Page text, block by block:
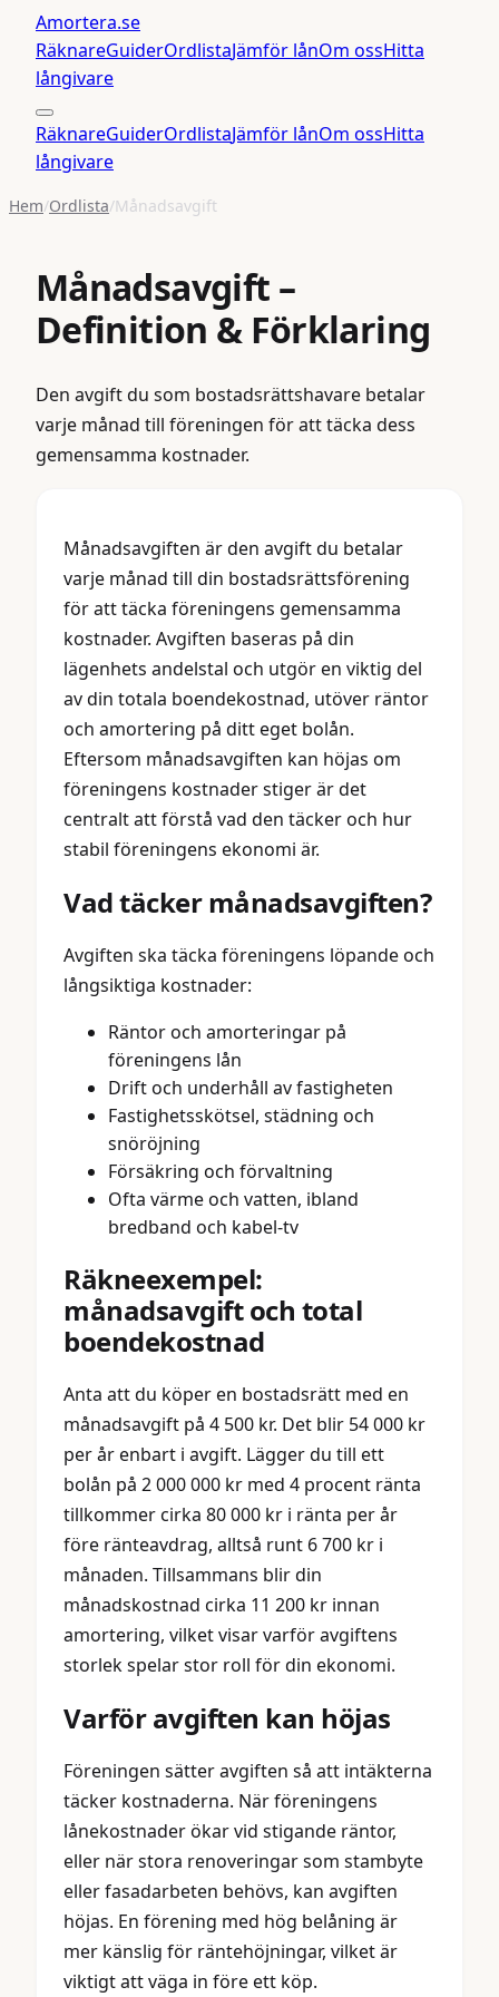
Amortera.se
RäknareGuiderOrdlistaJämför lånOm ossHitta
långivare
RäknareGuiderOrdlistaJämför lånOm ossHitta
långivare
Hem/Ordlista/Månadsavgift
Månadsavgift –
Definition & Förklaring
Den avgift du som bostadsrättshavare betalar
varje månad till föreningen för att täcka dess
gemensamma kostnader.
Månadsavgiften är den avgift du betalar
varje månad till din bostadsrättsförening
för att täcka föreningens gemensamma
kostnader. Avgiften baseras på din
lägenhets andelstal och utgör en viktig del
av din totala boendekostnad, utöver räntor
och amortering på ditt eget bolån.
Eftersom månadsavgiften kan höjas om
föreningens kostnader stiger är det
centralt att förstå vad den täcker och hur
stabil föreningens ekonomi är.
Vad täcker månadsavgiften?
Avgiften ska täcka föreningens löpande och
långsiktiga kostnader:
Räntor och amorteringar på
föreningens lån
Drift och underhåll av fastigheten
Fastighetsskötsel, städning och
snöröjning
Försäkring och förvaltning
Ofta värme och vatten, ibland
bredband och kabel-tv
Räkneexempel:
månadsavgift och total
boendekostnad
Anta att du köper en bostadsrätt med en
månadsavgift på 4 500 kr. Det blir 54 000 kr
per år enbart i avgift. Lägger du till ett
bolån på 2 000 000 kr med 4 procent ränta
tillkommer cirka 80 000 kr i ränta per år
före ränteavdrag, alltså runt 6 700 kr i
månaden. Tillsammans blir din
månadskostnad cirka 11 200 kr innan
amortering, vilket visar varför avgiftens
storlek spelar stor roll för din ekonomi.
Varför avgiften kan höjas
Föreningen sätter avgiften så att intäkterna
täcker kostnaderna. När föreningens
lånekostnader ökar vid stigande räntor,
eller när stora renoveringar som stambyte
eller fasadarbeten behövs, kan avgiften
höjas. En förening med hög belåning är
mer känslig för räntehöjningar, vilket är
viktigt att väga in före ett köp.